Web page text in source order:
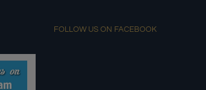
FOLLOW US ON FACEBOOK